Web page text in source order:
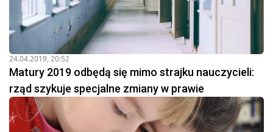
24.04.2019, 20:52
Matury 2019 odbędą się mimo strajku nauczycieli:
rząd szykuje specjalne zmiany w prawie